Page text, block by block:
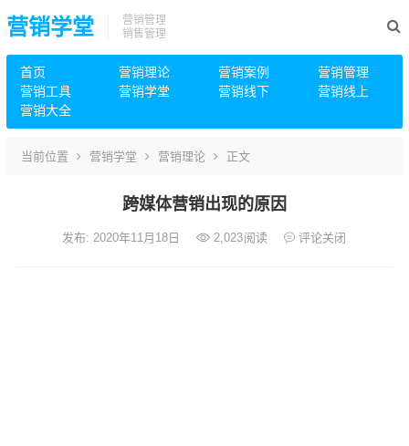
营销学堂
营销管理
销售管理
首页 营销理论 营销案例
营销管理
营销工具
营销学堂 营销线下
营销线上
营销大全
当前位置 营销学堂 营销理论 正文
跨媒体营销出现的原因
发布: 2020年11月18日 2,023阅读 评论关闭